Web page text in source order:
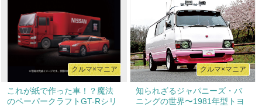
クルマ×マニア
これが紙で作った車！？魔法
のペーパークラフトGT-Rシリ
クルマ×マニア
知られざるジャパニーズ・バ
ニングの世界〜1981年型トヨ